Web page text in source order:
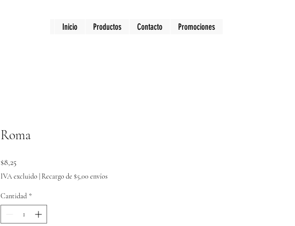
Inicio Productos Contacto Promociones
Roma
$8,25
IVA excluido Recargo de $5,00 envíos
Cantidad *